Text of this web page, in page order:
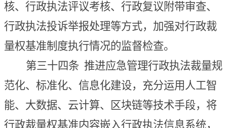
核、行政执法评议考核、行政复议附带审查、
行政执法投诉举报处理等方式，加强对行政裁
量权基准制度执行情况的监督检查。
第三十四条推进应急管理行政执法裁量规
范化、标准化、信息化建设，充分运用人工智
能、大数据、云计算、区块链等技术手段，将
行政裁量权基准内容嵌入行政执法信息系统，